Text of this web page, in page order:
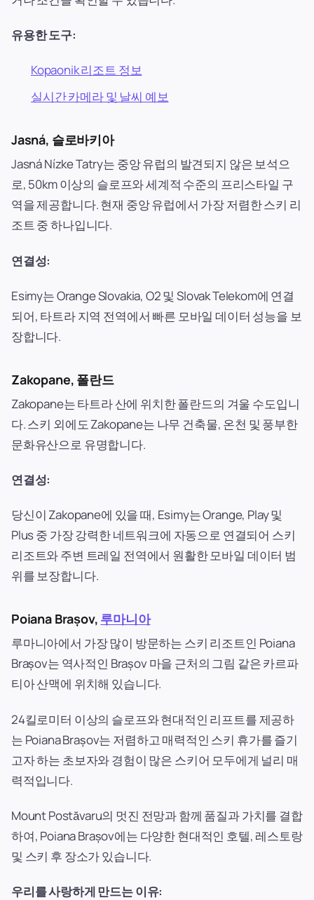
유용한 도구:
Kopaonik 리조트 정보
실시간 카메라 및 날씨 예보
Jasná, 슬로바키아
Jasná Nízke Tatry는 중앙 유럽의 발견되지 않은 보석으
로, 50km 이상의 슬로프와 세계적 수준의 프리스타일 구
역을 제공합니다. 현재 중앙 유럽에서 가장 저렴한 스키 리
조트 중 하나입니다.
연결성:
Esimy는 Orange Slovakia, O2 및 Slovak Telekom에 연결
되어, 타트라 지역 전역에서 빠른 모바일 데이터 성능을 보
장합니다.
Zakopane, 폴란드
Zakopane는 타트라 산에 위치한 폴란드의 겨울 수도입니
다. 스키 외에도 Zakopane는 나무 건축물, 온천 및 풍부한
문화유산으로 유명합니다.
연결성:
당신이 Zakopane에 있을 때, Esimy는 Orange, Play 및
Plus 중 가장 강력한 네트워크에 자동으로 연결되어 스키
리조트와 주변 트레일 전역에서 원활한 모바일 데이터 범
위를 보장합니다.
Poiana Brașov, 루마니아
루마니아에서 가장 많이 방문하는 스키 리조트인 Poiana
Brașov는 역사적인 Brașov 마을 근처의 그림 같은 카르파
티아 산맥에 위치해 있습니다.
24킬로미터 이상의 슬로프와 현대적인 리프트를 제공하
는 Poiana Brașov는 저렴하고 매력적인 스키 휴가를 즐기
고자 하는 초보자와 경험이 많은 스키어 모두에게 널리 매
력적입니다.
Mount Postăvaru의 멋진 전망과 함께 품질과 가치를 결합
하여, Poiana Brașov에는 다양한 현대적인 호텔, 레스토랑
및 스키 후 장소가 있습니다.
우리를 사랑하게 만드는 이유: